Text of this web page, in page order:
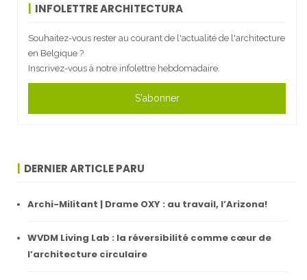
INFOLETTRE ARCHITECTURA
Souhaitez-vous rester au courant de l'actualité de l'architecture
en Belgique ?
Inscrivez-vous à notre infolettre hebdomadaire.
S'abonner
DERNIER ARTICLE PARU
Archi-Militant | Drame OXY : au travail, l’Arizona!
WVDM Living Lab : la réversibilité comme cœur de
l’architecture circulaire